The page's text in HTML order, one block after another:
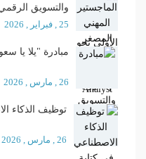
والتسويق
25 , فبراير , 2026
مبادرة "يلا يا
26 , مارس , 2026
توظيف الذكاء
26 , مارس , 2026